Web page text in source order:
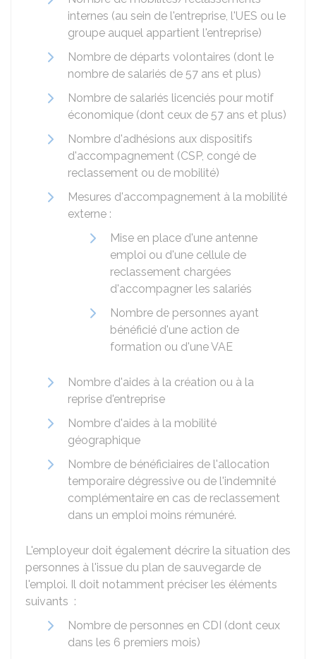
internes (au sein de l'entreprise, l'UES ou le
groupe auquel appartient l'entreprise)
Nombre de départs volontaires (dont le
nombre de salariés de 57 ans et plus)
Nombre de salariés licenciés pour motif
économique (dont ceux de 57 ans et plus)
Nombre d'adhésions aux dispositifs
d'accompagnement (CSP, congé de
reclassement ou de mobilité)
Mesures d'accompagnement à la mobilité
externe :
Mise en place d'une antenne
emploi ou d'une cellule de
reclassement chargées
d'accompagner les salariés
Nombre de personnes ayant
bénéficié d'une action de
formation ou d'uneVAE
Nombre d'aides à la création ou à la
reprise d'entreprise
Nombre d'aides à la mobilité
géographique
Nombre de bénéficiaires de l'allocation
temporaire dégressive ou de l'indemnité
complémentaire en cas de reclassement
dans un emploi moins rémunéré.
L'employeur doit également décrire la situation des
personnes à l'issue du plan de sauvegarde de
l'emploi. Il doit notamment préciser les éléments
suivants :
Nombre de personnes en CDI (dont ceux
dans les 6 premiers mois)